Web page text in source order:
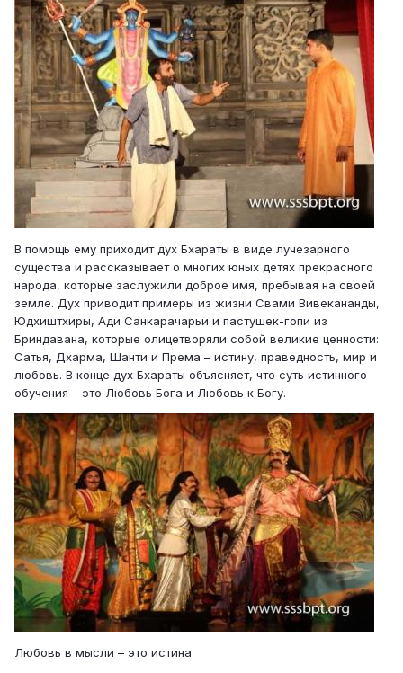
В помощь ему приходит дух Бхараты в виде лучезарного
существа и рассказывает о многих юных детях прекрасного
народа, которые заслужили доброе имя, пребывая на своей
земле. Дух приводит примеры из жизни Свами Вивекананды,
Юдхиштхиры, Ади Санкарачарьи и пастушек-гопи из
Бриндавана, которые олицетворяли собой великие ценности:
Сатья, Дхарма, Шанти и Према – истину, праведность, мир и
любовь. В конце дух Бхараты объясняет, что суть истинного
обучения – это Любовь Бога и Любовь к Богу.
Любовь в мысли – это истина